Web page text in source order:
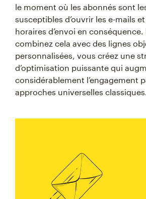
le moment où les abonnés sont
susceptibles d’ouvrir les e-mails
horaires d’envoi en
combinez cela avec des lignes
personnalisées, vous créez une
d’optimisation puissante qui
considérablement l’engagement
approches universelles